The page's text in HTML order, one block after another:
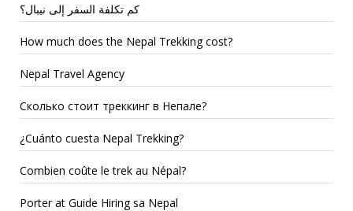
كم تكلفة السفر إلى نيبال؟
How much does the Nepal Trekking cost?
Nepal Travel Agency
Сколько стоит треккинг в Непале?
¿Cuánto cuesta Nepal Trekking?
Combien coûte le trek au Népal?
Porter at Guide Hiring sa Nepal